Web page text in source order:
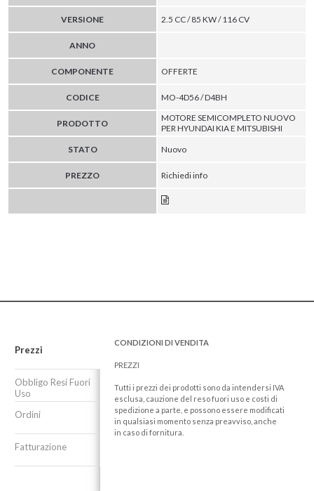
VERSIONE 2.5 CC / 85 KW / 116 CV
ANNO
COMPONENTE OFFERTE
CODICE MO-4D56 / D4BH
PRODOTTO
MOTORE SEMICOMPLETO NUOVO
PER HYUNDAI KIA E MITSUBISHI
STATO
Nuovo
PREZZO Richiedi info
Prezzi
Obbligo Resi Fuori
Uso
Ordini
Fatturazione
CONDIZIONI DI VENDITA
PREZZI
Tutti i prezzi dei prodotti sono da intendersi IVA
esclusa, cauzione del reso fuori uso e costi di
spedizione a parte, e possono essere modificati
in qualsiasi momento senza preavviso, anche
in caso di fornitura.